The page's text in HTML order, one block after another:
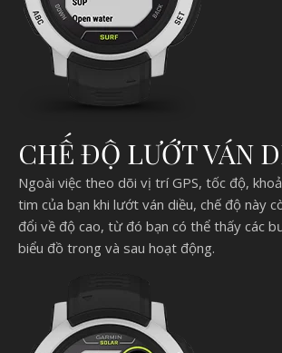
CHẾ ĐỘ LƯỚT VÁN
Ngoài việc theo dõi vị trí GPS, tốc độ,
tim của bạn khi lướt ván diều, chế độ này
đổi về độ cao, từ đó bạn có thể thấy các
biểu đồ trong và sau hoạt động.